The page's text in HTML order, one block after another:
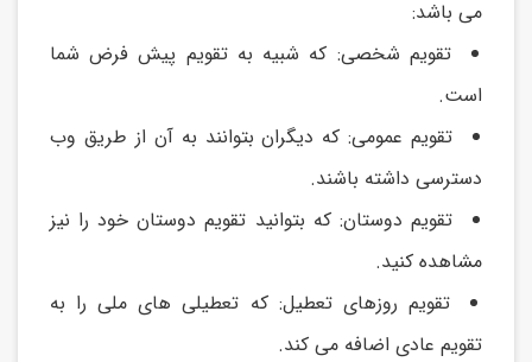
می باشد:
تقويم شخصی: که شبیه به تقويم پیش فرض شما
است.
تقويم عمومی: که ديگران بتوانند به آن از طريق وب
دسترسی داشته باشند.
تقويم دوستان: که بتوانید تقويم دوستان خود را نیز
مشاهده کنید.
تقويم روزهای تعطیل: که تعطیلی های ملی را به
تقويم عادی اضافه می کند.